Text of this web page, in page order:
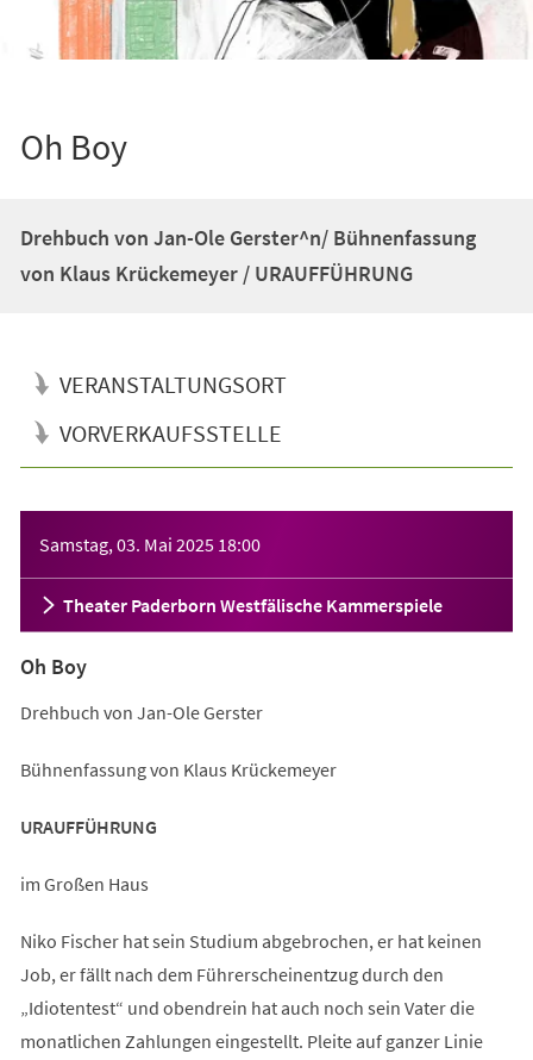
Oh Boy
Drehbuch von Jan-Ole Gerster^n/ Bühnenfassung
von Klaus Krückemeyer / URAUFFÜHRUNG
VERANSTALTUNGSORT
VORVERKAUFSSTELLE
Samstag, 03. Mai 2025 18:00
Theater Paderborn Westfälische Kammerspiele
Oh Boy
Drehbuch von Jan-Ole Gerster
Bühnenfassung von Klaus Krückemeyer
URAUFFÜHRUNG
im Großen Haus
Niko Fischer hat sein Studium abgebrochen, er hat keinen
Job, er fällt nach dem Führerscheinentzug durch den
„Idiotentest“ und obendrein hat auch noch sein Vater die
monatlichen Zahlungen eingestellt. Pleite auf ganzer Linie